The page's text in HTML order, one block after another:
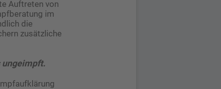
Auftreten von
im
die
zusätzliche
ungeimpft.